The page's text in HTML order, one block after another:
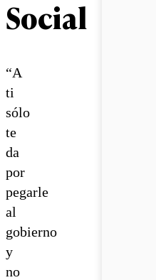
Social
“A
ti
sólo
te
da
por
pegarle
al
gobierno
y
no